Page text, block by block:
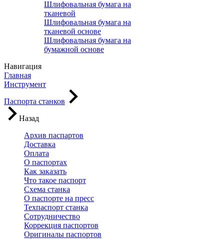
Шлифовальная бумага на
тканевой
Шлифовальная бумага на
тканевой основе
Шлифовальная бумага на
бумажной основе
Навигация
Главная
Инструмент
Паспорта станков
Назад
Архив паспартов
Доставка
Оплата
О паспортах
Как заказать
Что такое паспорт
Схема станка
О паспорте на пресс
Техпаспорт станка
Сотрудничество
Коррекция паспортов
Оригиналы паспортов